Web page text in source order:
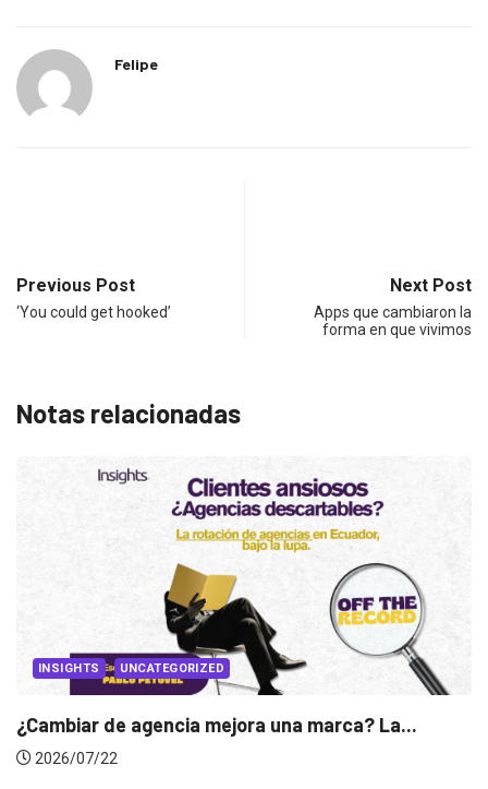
Felipe
Previous Post
‘You could get hooked’
Next Post
Apps que cambiaron la
forma en que vivimos
Notas relacionadas
INSIGHTS